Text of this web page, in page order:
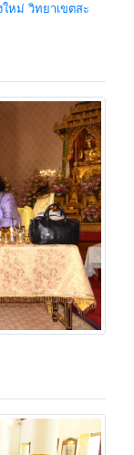
หม่ วิทยาเขตสะ